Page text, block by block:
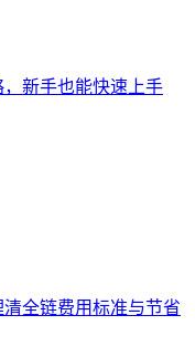
新手也能快速上手
全链费用标准与节省